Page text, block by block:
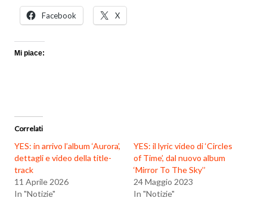
Facebook X
Mi piace:
Correlati
YES: in arrivo l’album ‘Aurora’,
dettagli e video della title-
track
11 Aprile 2026
In "Notizie"
YES: il lyric video di ‘Circles
of Time’, dal nuovo album
‘Mirror To The Sky’’
24 Maggio 2023
In "Notizie"